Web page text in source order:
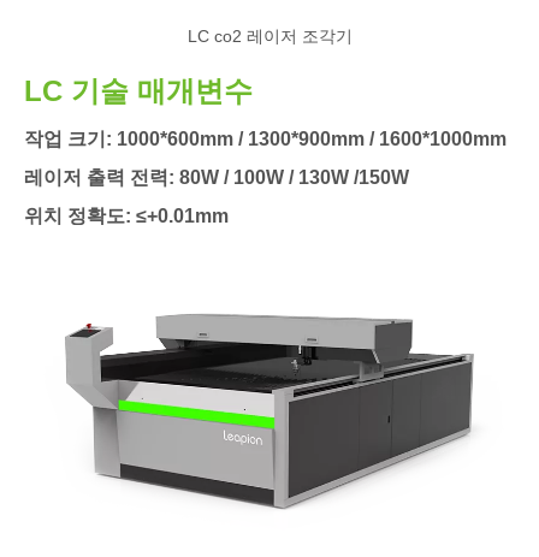
LC co2 레이저 조각기
LC 기술 매개변수
작업 크기: 1000*600mm / 1300*900mm / 1600*1000mm
레이저 출력 전력: 80W / 100W / 130W /150W
위치 정확도: ≤+0.01mm
제품 가격, 맞춤화 또는 기타 문의:
더 읽어보기
문의